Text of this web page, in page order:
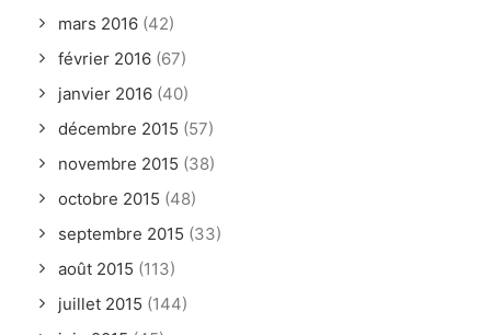
mars 2016 (42)
février 2016 (67)
janvier 2016 (40)
décembre 2015 (57)
novembre 2015 (38)
octobre 2015 (48)
septembre 2015 (33)
août 2015 (113)
juillet 2015 (144)